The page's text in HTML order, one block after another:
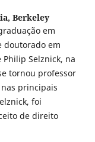
Berkeley
em
doutorado em
Selznick, na
tornou professor
principais
foi
de direito